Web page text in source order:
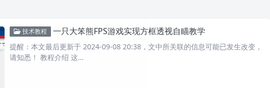
技术教程 一只大笨熊FPS游戏实现方框透视自瞄教学
提醒：本文最后更新于 2024-09-08 20:38，文中所关联的信息可能已发生改变，
请知悉！ 教程介绍 这…